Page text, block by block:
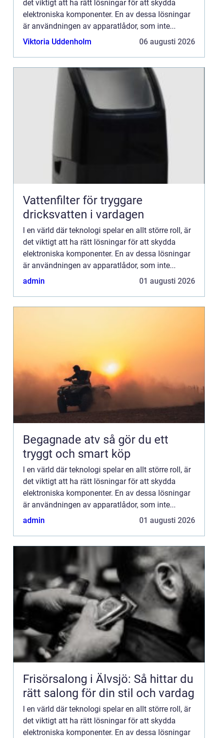
det viktigt att ha rätt lösningar för att skydda
elektroniska komponenter. En av dessa lösningar
är användningen av apparatlådor, som inte...
Viktoria Uddenholm
06 augusti 2026
Vattenfilter för tryggare
dricksvatten i vardagen
I en värld där teknologi spelar en allt större roll, är
det viktigt att ha rätt lösningar för att skydda
elektroniska komponenter. En av dessa lösningar
är användningen av apparatlådor, som inte...
admin
01 augusti 2026
Begagnade atv så gör du ett
tryggt och smart köp
I en värld där teknologi spelar en allt större roll, är
det viktigt att ha rätt lösningar för att skydda
elektroniska komponenter. En av dessa lösningar
är användningen av apparatlådor, som inte...
admin
01 augusti 2026
Frisörsalong i Älvsjö: Så hittar du
rätt salong för din stil och vardag
I en värld där teknologi spelar en allt större roll, är
det viktigt att ha rätt lösningar för att skydda
elektroniska komponenter. En av dessa lösningar